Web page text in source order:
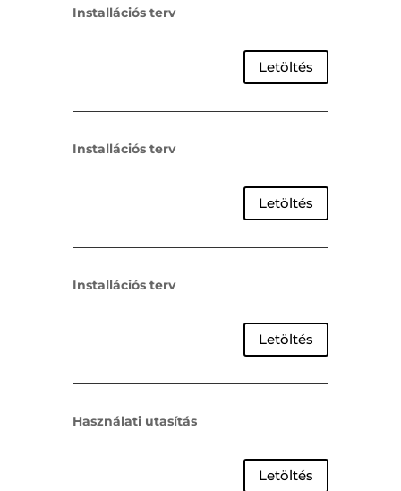
Installációs terv
Letöltés
Installációs terv
Letöltés
Installációs terv
Letöltés
Használati utasítás
Letöltés